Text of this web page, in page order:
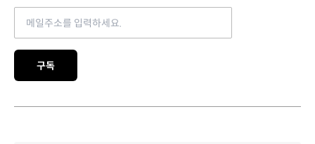
Email address
구독